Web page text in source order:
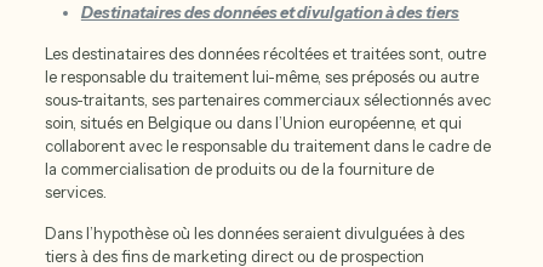
Destinataires des données et divulgation à des tiers
Les destinataires des données récoltées et traitées sont, outre
le responsable du traitement lui-même, ses préposés ou autre
sous-traitants, ses partenaires commerciaux sélectionnés avec
soin, situés en Belgique ou dans l’Union européenne, et qui
collaborent avec le responsable du traitement dans le cadre de
la commercialisation de produits ou de la fourniture de
services.
Dans l’hypothèse où les données seraient divulguées à des
tiers à des fins de marketing direct ou de prospection